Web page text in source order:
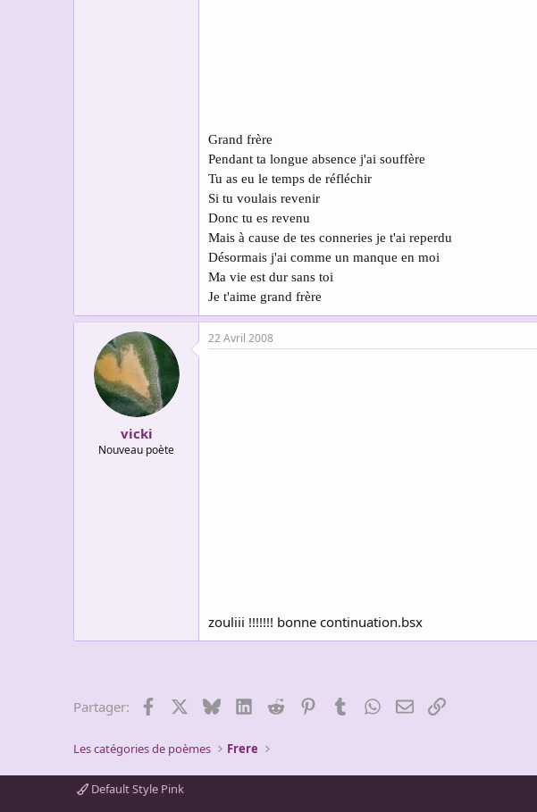
Grand frère
Pendant ta longue absence j'ai souffère
Tu as eu le temps de réfléchir
Si tu voulais revenir
Donc tu es revenu
Mais à cause de tes conneries je t'ai reperdu
Désormais j'ai comme un manque en moi
Ma vie est dur sans toi
Je t'aime grand frère
vicki
Nouveau poète
22 Avril 2008
zouliii !!!!!!! bonne continuation.bsx
Partager: Facebook BlueskyLinkedInReddit PinterestTumblrWhatsApp
EmailLien
Les catégories de poèmes Frere
Default Style Pink